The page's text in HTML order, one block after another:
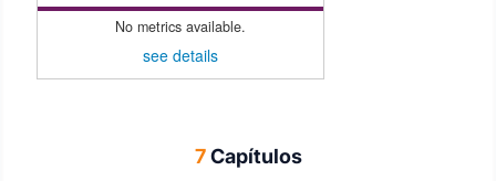
No metrics available.
see details
7Capítulos